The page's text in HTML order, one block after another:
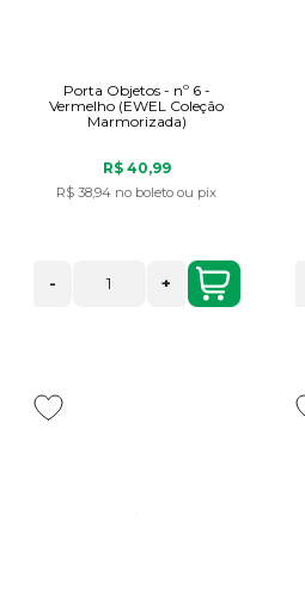
Porta Objetos - nº 6 -
Vermelho (EWEL Coleção
Marmorizada)
R$ 40,99
R$ 38,94 no boleto ou pix
- +